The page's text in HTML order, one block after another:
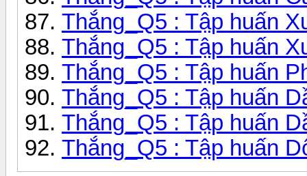
Thắng_Q5 : Tập huấn
Thắng_Q5 : Tập huấn
Thắng_Q5 : Tập huấn
Thắng_Q5 : Tập huấn
Thắng_Q5 : Tập huấn
Thắng_Q5 : Tập huấn